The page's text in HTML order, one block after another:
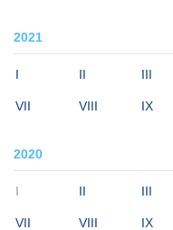
2021
I II III
VII VIII IX
2020
I II III
VII VIII IX